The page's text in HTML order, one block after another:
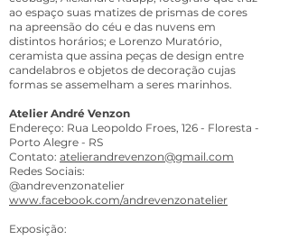
ao espaço suas matizes de prismas de cores
na apreensão do céu e das nuvens em
distintos horários; e Lorenzo Muratório,
ceramista que assina peças de design entre
candelabros e objetos de decoração cujas
formas se assemelham a seres marinhos.
Atelier André Venzon
Endereço: Rua Leopoldo Froes, 126 - Floresta -
Porto Alegre - RS
Contato: atelierandrevenzon@gmail.com
Redes Sociais:
@andrevenzonatelier
www.facebook.com/andrevenzonatelier
Exposição: